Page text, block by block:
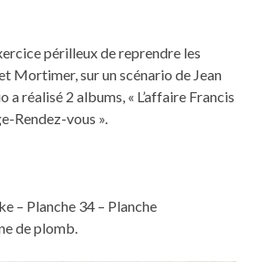
périlleux de reprendre les
Mortimer, sur un scénario de Jean
a réalisé 2 albums, « L’affaire Francis
Rendez-vous ».
– Planche 34 – Planche
de plomb.